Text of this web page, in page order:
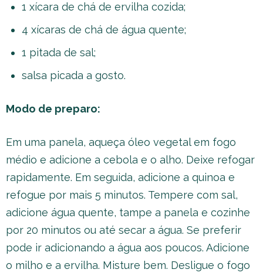
1 xícara de chá de ervilha cozida;
4 xícaras de chá de água quente;
1 pitada de sal;
salsa picada a gosto.
Modo de preparo:
Em uma panela, aqueça óleo vegetal em fogo
médio e adicione a cebola e o alho. Deixe refogar
rapidamente. Em seguida, adicione a quinoa e
refogue por mais 5 minutos. Tempere com sal,
adicione água quente, tampe a panela e cozinhe
por 20 minutos ou até secar a água. Se preferir
pode ir adicionando a água aos poucos. Adicione
o milho e a ervilha. Misture bem. Desligue o fogo